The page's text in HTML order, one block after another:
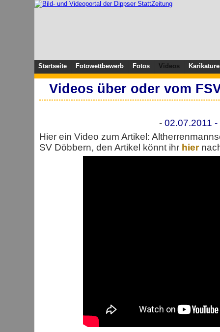
Startseite Fotowettbewerb Fotos Videos
Videos über oder vom
- 02.07.2011 -
Hier ein Video zum Artikel:
SV Döbbern, den Artikel könnt ihr hier